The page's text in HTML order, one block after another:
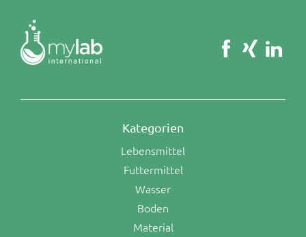
Kategorien
Lebensmittel
Futtermittel
Wasser
Boden
Material